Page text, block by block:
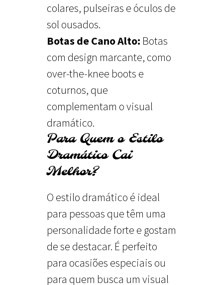
colares, pulseiras e óculos de
sol ousados.
Botas de Cano Alto: Botas
com design marcante, como
over-the-knee boots e
coturnos, que
complementam o visual
dramático.
Para Quem o Estilo
Dramático Cai
Melhor?
O estilo dramático é ideal
para pessoas que têm uma
personalidade forte e gostam
de se destacar. É perfeito
para ocasiões especiais ou
para quem busca um visual